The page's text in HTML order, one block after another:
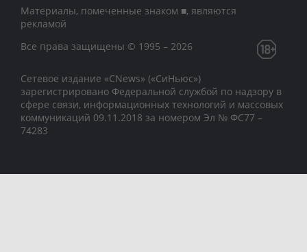
Материалы, помеченные знаком ■, являются
рекламой
Все права защищены © 1995 – 2026
Сетевое издание «CNews» («СиНьюс»)
зарегистрировано Федеральной службой по надзору в
сфере связи, информационных технологий и массовых
коммуникаций 09.11.2018 за номером Эл № ФС77 –
74283